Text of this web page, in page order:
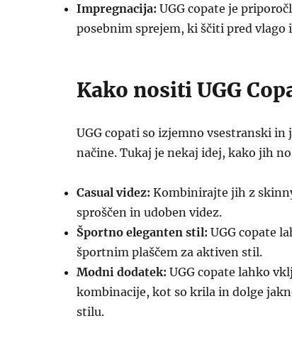
Impregnacija: UGG copate je
posebnim sprejem, ki ščiti pred vlago
Kako nositi UGG
UGG copati so izjemno vsestranski
načine. Tukaj je nekaj idej, kako jih
Casual videz: Kombinirajte jih z
sproščen in udoben videz.
Športno eleganten stil: UGG copate
športnim plaščem za aktiven stil.
Modni dodatek: UGG copate lahko
kombinacije, kot so krila in dolge
stilu.